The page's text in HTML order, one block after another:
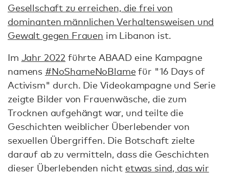
Gesellschaft zu erreichen, die frei von
dominanten männlichen Verhaltensweisen und
Gewalt gegen Frauen im Libanon ist.
Im Jahr 2022 führte ABAAD eine Kampagne
namens #NoShameNoBlamefür "16 Days of
Activism" durch. Die Videokampagne und Serie
zeigte Bilder von Frauenwäsche, die zum
Trocknen aufgehängt war, und teilte die
Geschichten weiblicher Überlebender von
sexuellen Übergriffen. Die Botschaft zielte
darauf ab zu vermitteln, dass die Geschichten
dieser Überlebenden nicht etwas sind, das wir